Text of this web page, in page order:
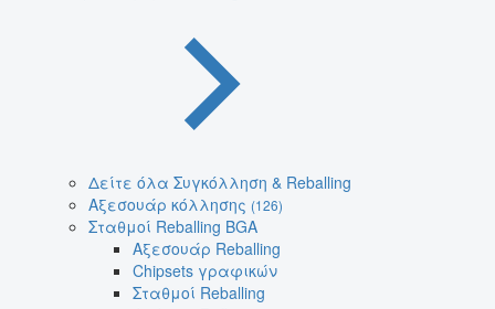
Δείτε όλα Συγκόλληση & Reballing
Αξεσουάρ κόλλησης (126)
Σταθμοί Reballing BGA
Αξεσουάρ Reballing
Chipsets γραφικών
Σταθμοί Reballing